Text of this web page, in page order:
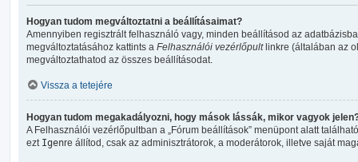
Hogyan tudom megváltoztatni a beállításaimat?
Amennyiben regisztrált felhasználó vagy, minden beállításod az
megváltoztatásához kattints a Felhasználói vezérlőpultlinkre (általában az
megváltoztathatod az összes beállításodat.
Vissza a tetejére
Hogyan tudom megakadályozni, hogy mások lássák, mikor vagyok
A Felhasználói vezérlőpultban a „Fórum beállítások” menüpont alatt
ezt Igenre állítod, csak az adminisztrátorok, a moderátorok, illetve saját